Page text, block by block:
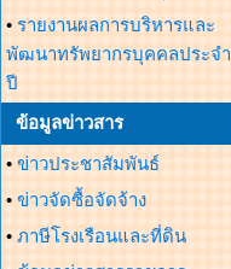
• รายงานผลการบริหารและ
พัฒนาทรัพยากรบุคคลประจำ
ปี
ข้อมูลข่าวสาร
• ข่าวประชาสัมพันธ์
• ข่าวจัดซื้อจัดจ้าง
• ภาษีโรงเรือนและที่ดิน